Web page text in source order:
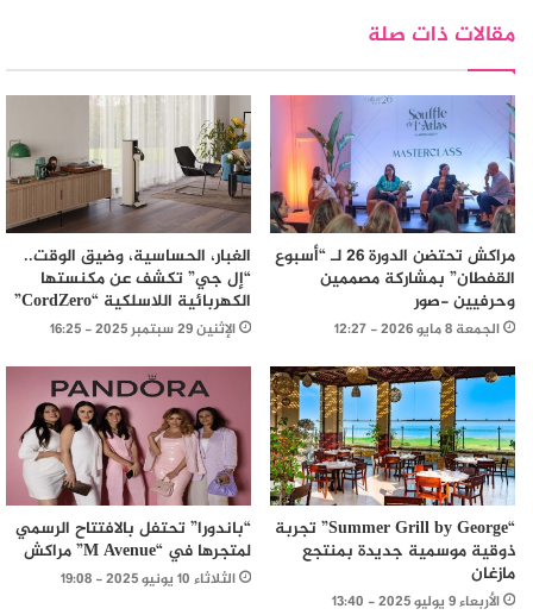
مقالات ذات صلة
مراكش تحتضن الدورة 26 لـ “أسبوع
القفطان” بمشاركة مصممين
وحرفيين -صور
الجمعة 8 مايو 2026 - 12:27
الغبار، الحساسية، وضيق الوقت..
“إل جي” تكشف عن مكنستها
الكهربائية اللاسلكية “CordZero”
الإثنين 29 سبتمبر 2025 - 16:25
“Summer Grill by George” تجربة
ذوقية موسمية جديدة بمنتجع
مازغان
الأربعاء 9 يوليو 2025 - 13:40
“باندورا” تحتفل بالافتتاح الرسمي
لمتجرها في “M Avenue” مراكش
الثلاثاء 10 يونيو 2025 - 19:08